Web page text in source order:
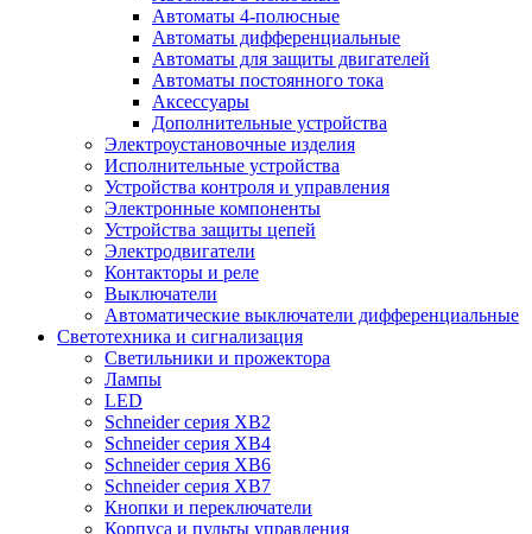
Автоматы 4-полюсные
Автоматы дифференциальные
Автоматы для защиты двигателей
Автоматы постоянного тока
Аксессуары
Дополнительные устройства
Электроустановочные изделия
Исполнительные устройства
Устройства контроля и управления
Электронные компоненты
Устройства защиты цепей
Электродвигатели
Контакторы и реле
Выключатели
Автоматические выключатели дифференциальные
Светотехника и сигнализация
Светильники и прожектора
Лампы
LED
Schneider серия XB2
Schneider серия XB4
Schneider серия XB6
Schneider серия XB7
Кнопки и переключатели
Корпуса и пульты управления